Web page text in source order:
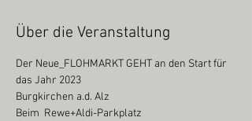
Über die Veranstaltung
Der Neue_FLOHMARKT GEHT an den Start für
das Jahr 2023
Burgkirchen a.d. Alz
Beim  Rewe+Aldi-Parkplatz